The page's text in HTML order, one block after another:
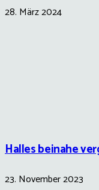
28. März 2024
Halles beinahe
23. November 2023